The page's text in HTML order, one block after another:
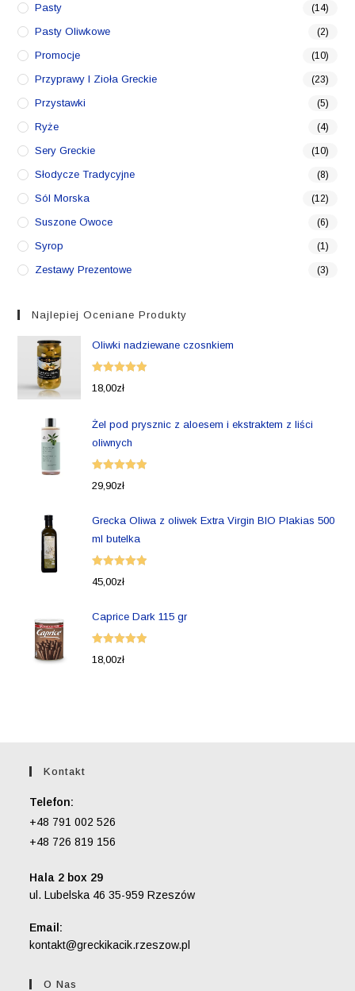
Pasty (14)
Pasty Oliwkowe (2)
Promocje (10)
Przyprawy I Zioła Greckie (23)
Przystawki (5)
Ryże (4)
Sery Greckie (10)
Słodycze Tradycyjne (8)
Sól Morska (12)
Suszone Owoce (6)
Syrop (1)
Zestawy Prezentowe (3)
Najlepiej Oceniane Produkty
Oliwki nadziewane czosnkiem
Oceniono
18,00zł
Żel pod prysznic z aloesem i ekstraktem z liści
oliwnych
Oceniono
29,90zł
Grecka Oliwa z oliwek Extra Virgin BIO Plakias 500
ml butelka
Oceniono
45,00zł
Caprice Dark 115 gr
Oceniono
18,00zł
Kontakt
Telefon:
+48 791 002 526
+48 726 819 156
Hala 2 box 29
ul. Lubelska 46 35-959 Rzeszów
Email:
kontakt@greckikacik.rzeszow.pl
O Nas